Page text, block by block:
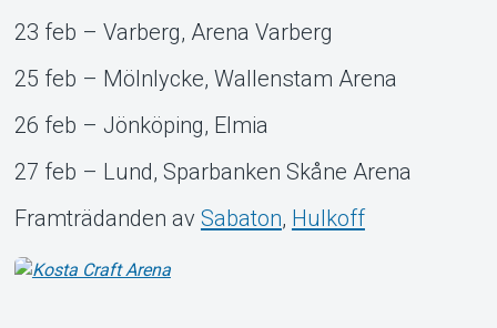
23 feb – Varberg, Arena Varberg
25 feb – Mölnlycke, Wallenstam Arena
26 feb – Jönköping, Elmia
27 feb – Lund, Sparbanken Skåne Arena
Framträdanden av Sabaton, Hulkoff